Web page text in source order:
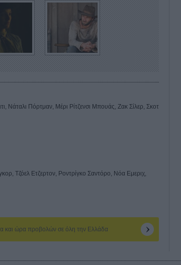
Νάταλι Πόρτμαν, Μέρι Ρίτζενσι Μπουάς, Ζακ Σίλερ, Σκοτ
Τζόελ Ετζερτον, Ροντρίγκο Σαντόρο, Νόα Εμεριχ,
και ώρα προβολών σε όλη την Ελλάδα